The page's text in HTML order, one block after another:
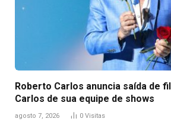
Roberto Carlos anuncia saída de
Carlos de sua equipe de shows
agosto 7, 2026 0 Visitas